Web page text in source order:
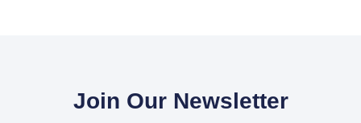
Join Our Newsletter